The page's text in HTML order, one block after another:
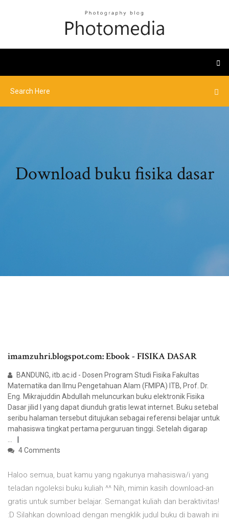
Download buku fisika dasar
imamzuhri.blogspot.com: Ebook - FISIKA DASAR
BANDUNG, itb.ac.id - Dosen Program Studi Fisika Fakultas
Matematika dan Ilmu Pengetahuan Alam (FMIPA) ITB, Prof. Dr.
Eng. Mikrajuddin Abdullah meluncurkan buku elektronik Fisika
Dasar jilid I yang dapat diunduh gratis lewat internet. Buku setebal
seribu halaman tersebut ditujukan sebagai referensi belajar untuk
mahasiswa tingkat pertama perguruan tinggi. Setelah digarap
…
4 Comments
Haloo semua, buat kamu yang ngakunya mahasiswa/i yang
teladan ngoleksi buku kuliah ^^ Nih, mimin kasih download-an
gratis untuk sumber belajar. Semangat kuliah dan beraktivitas!
:D Silahkan download dengan mengklik judul buku di bawah ini